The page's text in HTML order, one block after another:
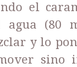
el
(80
y lo